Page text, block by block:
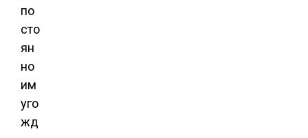
по
сто
ян
но
им
уго
жд